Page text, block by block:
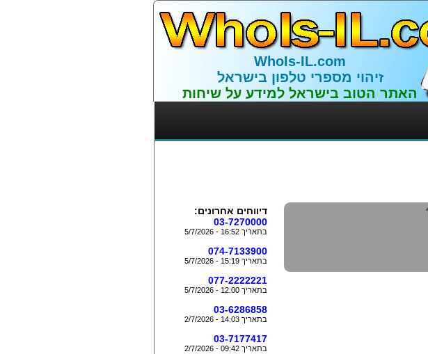
WhoIs-IL.com
זיהוי מספרי טלפון בישראל
האתר הטוב בישראל למידע על שיחות
דיווחים אחרונים:
03-7270000
בתאריך 16:52 - 5/7/2026
074-7133900
בתאריך 15:19 - 5/7/2026
077-2222221
בתאריך 12:00 - 5/7/2026
03-6286858
בתאריך 14:03 - 2/7/2026
03-7177417
בתאריך 09:42 - 2/7/2026